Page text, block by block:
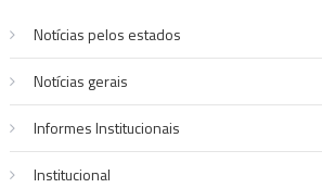
Notícias pelos estados
Notí­cias gerais
Informes Institucionais
Institucional